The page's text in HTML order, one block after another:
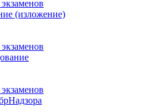
(изложение)